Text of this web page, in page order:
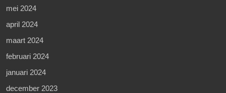
mei 2024
april 2024
maart 2024
februari 2024
januari 2024
december 2023